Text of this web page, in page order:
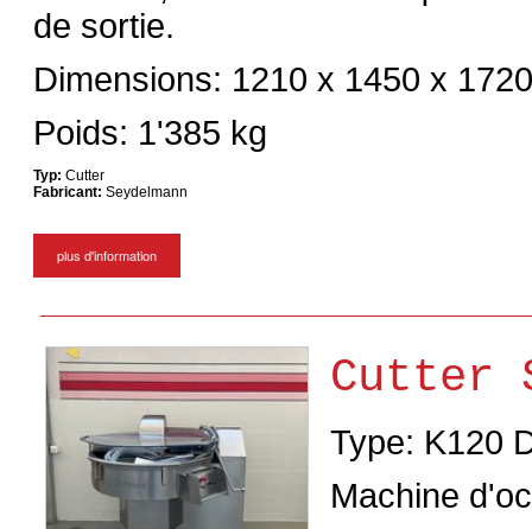
de sortie.
Dimensions: 1210 x 1450 x
Poids: 1'385 kg
Typ: Cutter
Fabricant: Seydelmann
plus d'information
Cutter
Type: K120
Machine